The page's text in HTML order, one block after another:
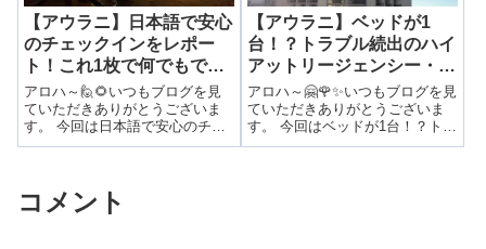
【アウラニ】日本語で安心
のチェックインをレポー
ト！これ1枚で何でもでき
るルームキーもご紹介！！
アロハ～🙋🌻いつもブログを見
ていただきありがとうございま
す。 今回は日本語で安心のチェ
ックインをレポート！これ1枚で
紹介しました。▶チャーリーズ
タクシーが呼び出せない？！ト
【アウラニ】ベッドが1
台！？トラブル続出のハイ
アットリージェンシー・ワ
イキキビーチをレポート！
アロハ～🤗🌹✨いつもブログを見
ていただきありがとうございま
す。 今回はベッドが1台！？トラ
ブル続出のハイアットリージェ
コメント